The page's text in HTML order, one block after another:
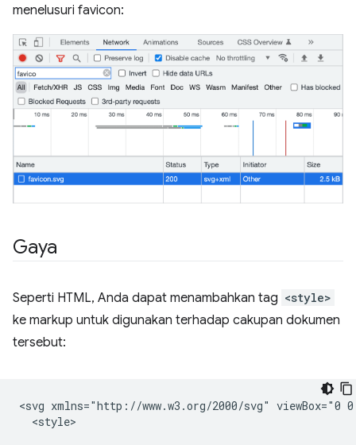
menelusuri favicon:
Gaya
Seperti HTML, Anda dapat menambahkan tag <style>
ke markup untuk digunakan terhadap cakupan dokumen
tersebut:
<svg xmlns="http://www.w3.org/2000/svg" viewBox="0
  <style>